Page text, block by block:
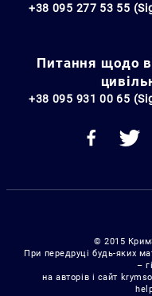
+38 095 277 53 55
Питання щодо
+38 095 931 00 65
© 2015
При передруці будь-яких
–
на авторів і сайт